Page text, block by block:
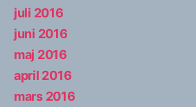
juli 2016
juni 2016
maj 2016
april 2016
mars 2016